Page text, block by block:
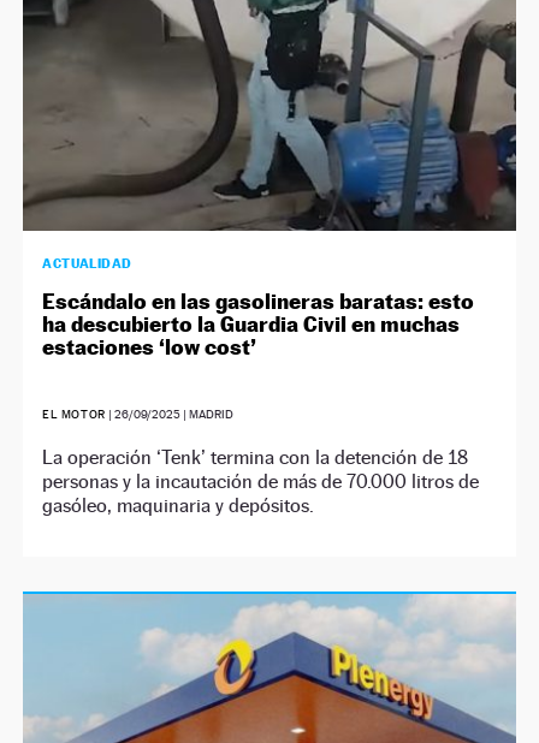
ACTUALIDAD
Escándalo en las gasolineras baratas: esto
ha descubierto la Guardia Civil en muchas
estaciones ‘low cost’
EL MOTOR | 26/09/2025| MADRID
La operación ‘Tenk’ termina con la detención de 18
personas y la incautación de más de 70.000 litros de
gasóleo, maquinaria y depósitos.